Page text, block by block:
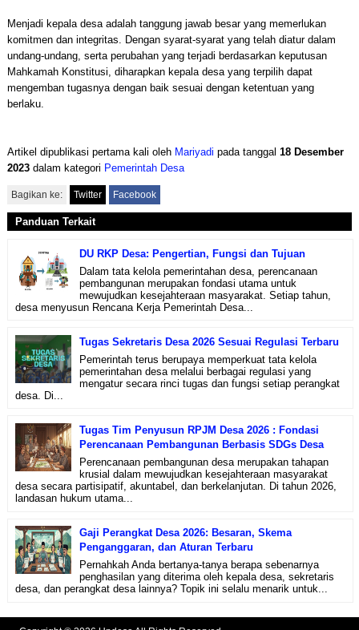
Menjadi kepala desa adalah tanggung jawab besar yang memerlukan
komitmen dan integritas. Dengan syarat-syarat yang telah diatur dalam
undang-undang, serta perubahan yang terjadi berdasarkan keputusan
Mahkamah Konstitusi, diharapkan kepala desa yang terpilih dapat
mengemban tugasnya dengan baik sesuai dengan ketentuan yang
berlaku.
Artikel dipublikasi pertama kali oleh Mariyadi pada tanggal 18 Desember
2023dalam kategori Pemerintah Desa
Bagikan ke: Twitter Facebook
Panduan Terkait
DU RKP Desa: Pengertian, Fungsi dan Tujuan
Dalam tata kelola pemerintahan desa, perencanaan
pembangunan merupakan fondasi utama untuk
mewujudkan kesejahteraan masyarakat. Setiap tahun,
desa menyusun Rencana Kerja Pemerintah Desa...
Tugas Sekretaris Desa 2026 Sesuai Regulasi Terbaru
Pemerintah terus berupaya memperkuat tata kelola
pemerintahan desa melalui berbagai regulasi yang
mengatur secara rinci tugas dan fungsi setiap perangkat
desa. Di...
Tugas Tim Penyusun RPJM Desa 2026 : Fondasi
Perencanaan Pembangunan Berbasis SDGs Desa
Perencanaan pembangunan desa merupakan tahapan
krusial dalam mewujudkan kesejahteraan masyarakat
desa secara partisipatif, akuntabel, dan berkelanjutan. Di tahun 2026,
landasan hukum utama...
Gaji Perangkat Desa 2026: Besaran, Skema
Penganggaran, dan Aturan Terbaru
Pernahkah Anda bertanya-tanya berapa sebenarnya
penghasilan yang diterima oleh kepala desa, sekretaris
desa, dan perangkat desa lainnya? Topik ini selalu menarik untuk...